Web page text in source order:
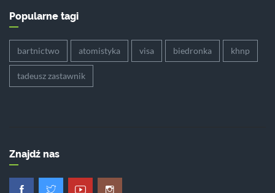
Popularne tagi
bartnictwo atomistyka visa biedronka khnp
tadeusz zastawnik
Znajdź nas